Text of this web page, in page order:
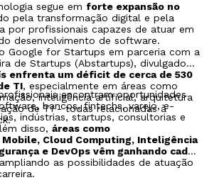
conformidade com legislações como a
segue em forte expansão no
pela transformação digital e pela
por profissionais capazes de atuar em
desenvolvimento de software.
Google for Startups em parceria com a
de Startups (Abstartups), divulgado
enfrenta um déficit de cerca de 530
TI, especialmente em áreas como
inteligência artificial, arquitetura
de TI - todas relacionadas à
encontram oportunidades
bancos, fintechs, varejo, e-
indústrias, startups, consultorias e
disso, áreas como
Cloud Computing, Inteligência
e DevOps vêm ganhando cada
as possibilidades de atuação